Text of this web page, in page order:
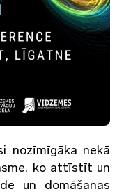
nozīmīgāka nekā
ko attīstīt un
un domāšanas